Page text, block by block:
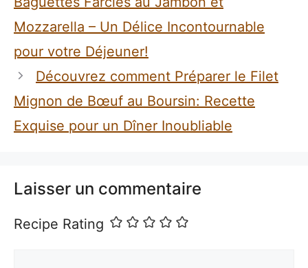
Mozzarella – Un Délice Incontournable
pour votre Déjeuner!
Découvrez comment Préparer le Filet
Mignon de Bœuf au Boursin: Recette
Exquise pour un Dîner Inoubliable
Laisser un commentaire
Recipe Rating